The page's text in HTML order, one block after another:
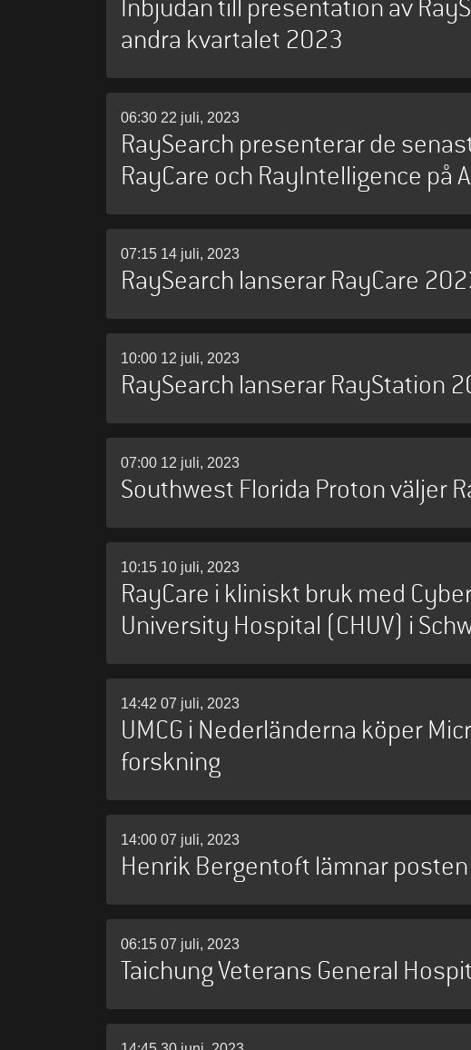
Inbjudan till presentation av
andra kvartalet 2023
06:30 22 juli, 2023
RaySearch presenterar de
RayCare och RayIntelligence på
07:15 14 juli, 2023
RaySearch lanserar RayCare
10:00 12 juli, 2023
RaySearch lanserar RayStation
07:00 12 juli, 2023
Southwest Florida Proton väljer
10:15 10 juli, 2023
RayCare i kliniskt bruk med
University Hospital (CHUV) i
14:42 07 juli, 2023
UMCG i Nederländerna köper
forskning
14:00 07 juli, 2023
Henrik Bergentoft lämnar posten
06:15 07 juli, 2023
Taichung Veterans General